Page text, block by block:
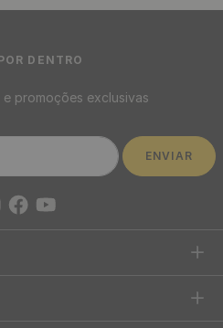
DENTRO
promoções exclusivas
ENVIAR